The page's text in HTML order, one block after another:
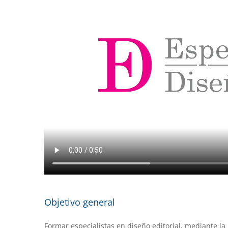
Objetivo general
Formar especialistas en diseño editorial, mediante